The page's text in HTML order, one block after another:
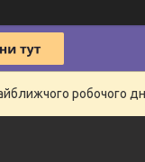
робочого